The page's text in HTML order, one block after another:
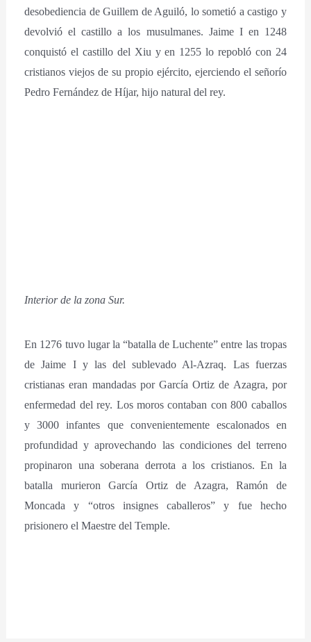
desobediencia de Guillem de Aguiló, lo sometió a castigo y
devolvió el castillo a los musulmanes. Jaime I en 1248
conquistó el castillo del Xiu y en 1255 lo repobló con 24
cristianos viejos de su propio ejército, ejerciendo el señorío
Pedro Fernández de Híjar, hijo natural del rey.
Interior de la zona Sur.
En 1276 tuvo lugar la “batalla de Luchente” entre las tropas
de Jaime I y las del sublevado Al-Azraq. Las fuerzas
cristianas eran mandadas por García Ortiz de Azagra, por
enfermedad del rey. Los moros contaban con 800 caballos
y 3000 infantes que convenientemente escalonados en
profundidad y aprovechando las condiciones del terreno
propinaron una soberana derrota a los cristianos. En la
batalla murieron García Ortiz de Azagra, Ramón de
Moncada y “otros insignes caballeros” y fue hecho
prisionero el Maestre del Temple.